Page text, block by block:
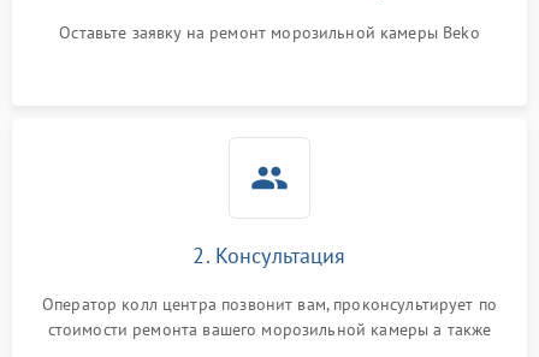
Оставьте заявку на ремонт морозильной камеры Beko
2. Консультация
Оператор колл центра позвонит вам, проконсультирует по
стоимости ремонта вашего морозильной камеры а также